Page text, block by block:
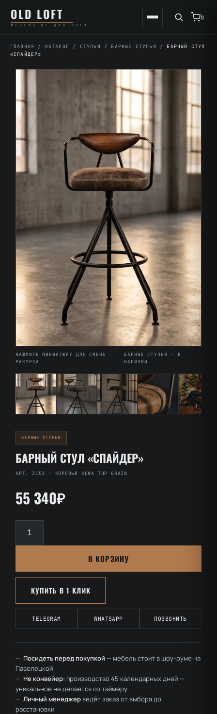
содержимому
содержимому
OLD LOFT
МЕБЕЛЬ НЕ ДЛЯ ВСЕХ
0
ГЛАВНАЯ / КАТАЛОГ / СТУЛЬЯ / БАРНЫЕ СТУЛЬЯ / БАРНЫЙ СТУЛ
«СПАЙДЕР»
НАЖМИТЕ МИНИАТЮРУ ДЛЯ СМЕНЫ
РАКУРСА
БАРНЫЕ СТУЛЬЯ · В
НАЛИЧИИ
БАРНЫЕ СТУЛЬЯ
БАРНЫЙ СТУЛ «СПАЙДЕР»
АРТ. 3153 · КОРОВЬЯ КОЖА TOP GRAIN
55 340₽
товара
«Спайдер»
В КОРЗИНУ
КУПИТЬ В 1 КЛИК
TELEGRAM WHATSAPP ПОЗВОНИТЬ
— Посидеть перед покупкой — мебель стоит в шоу-руме на
Павелецкой
— Не конвейер: производство 45 календарных дней —
уникальное не делается по таймеру
— Личный менеджер ведёт заказ от выбора до
расстановки